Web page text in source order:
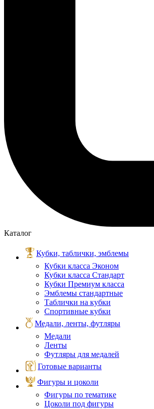
Каталог
Кубки, таблички, эмблемы
Кубки класса Эконом
Кубки класса Стандарт
Кубки Премиум класса
Эмблемы стандартные
Таблички на кубки
Спортивные кубки
Медали, ленты, футляры
Медали
Ленты
Футляры для медалей
Готовые варианты
Фигуры и цоколи
Фигуры по тематике
Цоколи под фигуры